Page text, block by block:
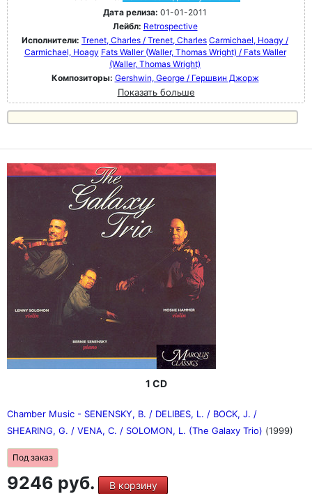
Дата релиза: 01-01-2011
Лейбл: Retrospective
Исполнители: Trenet, Charles / Trenet, Charles Carmichael, Hoagy /
Carmichael, Hoagy Fats Waller (Waller, Thomas Wright) / Fats Waller
(Waller, Thomas Wright)
Композиторы: Gershwin, George / Гершвин Джорж
Показать больше
1 CD
Chamber Music - SENENSKY, B. / DELIBES, L. / BOCK, J. /
SHEARING, G. / VENA, C. / SOLOMON, L. (The Galaxy Trio) (1999)
Под заказ
9246 руб. В корзину